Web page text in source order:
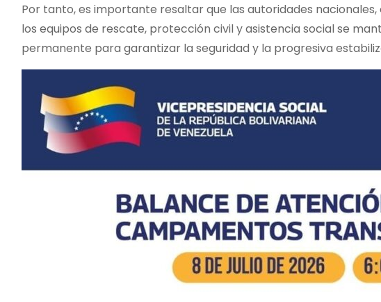
Por tanto, es importante resaltar que las autoridades
los equipos de rescate, protección civil y asistencia social se
permanente para garantizar la seguridad y la progresiva